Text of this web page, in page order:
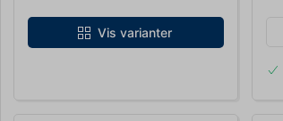
Vis varianter